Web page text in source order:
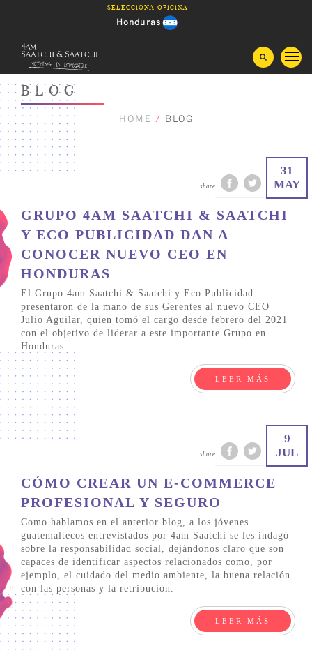
Selecciona oficina
Honduras
Nicaragua
BLOG
HOME / BLOG
31
MAY
share
GRUPO 4AM SAATCHI & SAATCHI
Y ECO PUBLICIDAD DAN A
CONOCER NUEVO CEO EN
HONDURAS
El Grupo 4am Saatchi & Saatchi y Eco Publicidad
presentaron de la mano de sus Gerentes al nuevo CEO
Julio Aguilar, quien tomó el cargo desde febrero del 2021
con el objetivo de liderar a este importante Grupo en
Honduras.
LEER MÁS
9
JUL
share
CÓMO CREAR UN E-COMMERCE
PROFESIONAL Y SEGURO
Como hablamos en el anterior blog, a los jóvenes
guatemaltecos entrevistados por 4am Saatchi se les indagó
sobre la responsabilidad social, dejándonos claro que son
capaces de identificar aspectos relacionados como, por
ejemplo, el cuidado del medio ambiente, la buena relación
con las personas y la retribución.
LEER MÁS